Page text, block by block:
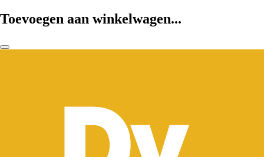
Toevoegen aan winkelwagen...